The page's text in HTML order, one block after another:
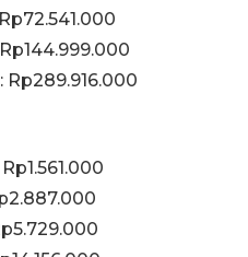
Rp289.916.000